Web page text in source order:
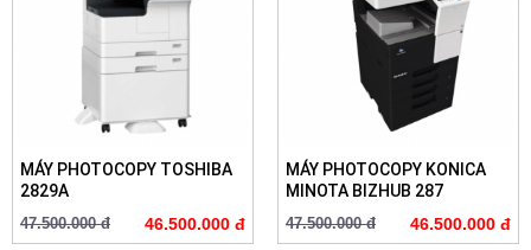
MÁY PHOTOCOPY TOSHIBA
2829A
47.500.000 đ 46.500.000 đ
MÁY PHOTOCOPY KONICA
MINOTA BIZHUB 287
47.500.000 đ 46.500.000 đ